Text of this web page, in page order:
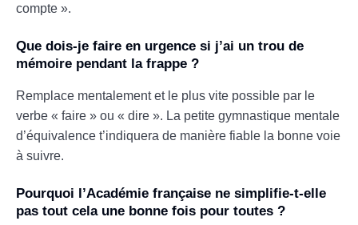
compte ».
Que dois-je faire en urgence si j’ai un trou de
mémoire pendant la frappe ?
Remplace mentalement et le plus vite possible par le
verbe « faire » ou « dire ». La petite gymnastique mentale
d’équivalence t’indiquera de manière fiable la bonne voie
à suivre.
Pourquoi l’Académie française ne simplifie-t-elle
pas tout cela une bonne fois pour toutes ?